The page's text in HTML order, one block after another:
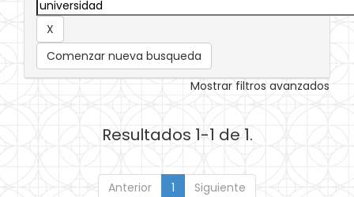
Comenzar nueva busqueda
Mostrar filtros avanzados
Resultados 1-1 de 1.
Anterior 1 Siguiente